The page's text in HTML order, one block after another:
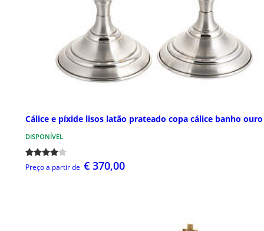
Cálice e píxide lisos latão prateado copa cálice banho ouro
DISPONÍVEL
Preço a partir de € 370,00